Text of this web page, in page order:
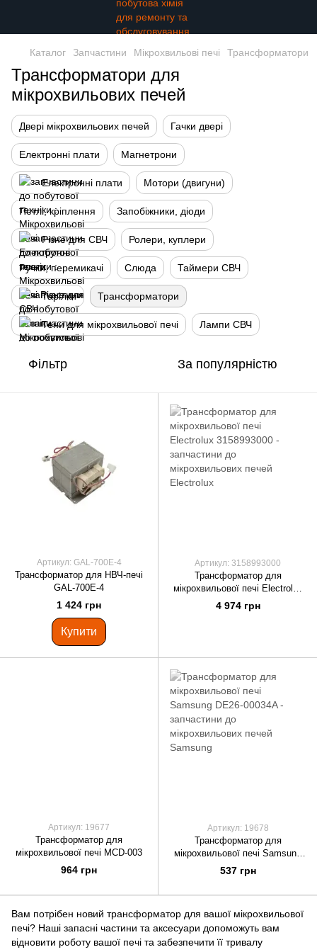
Каталог Запчастини Мікрохвильові печі Трансформатори
Трансформатори для
мікрохвильових печей
Двері мікрохвильових печей Гачки двері
Електронні плати Магнетрони
Електронні плати Мотори (двигуни)
Петлі, кріплення Запобіжники, діоди
Різне для СВЧ Ролери, куплери
Ручки, перемикачі Слюда Таймери СВЧ
Тарілки Трансформатори
Тени для мікрохвильової печі Лампи СВЧ
Фільтр За популярністю
Артикул: GAL-700E-4
Трансформатор для НВЧ-печі
GAL-700E-4
1 424 грн
Купити
Артикул: 3158993000
Трансформатор для
мікрохвильової печі Electrolux
3158993000
4 974 грн
Артикул: 19677
Трансформатор для
мікрохвильової печі MCD-003
964 грн
Артикул: 19678
Трансформатор для
мікрохвильової печі Samsung
DE26-00034A
537 грн
Вам потрібен новий трансформатор для вашої мікрохвильової
печі? Наші запасні частини та аксесуари допоможуть вам
відновити роботу вашої печі та забезпечити її тривалу